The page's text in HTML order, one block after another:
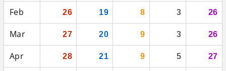
Feb 26 19 8 3 26
Mar 27 20 9 3 26
Apr 28 21 9 5 27